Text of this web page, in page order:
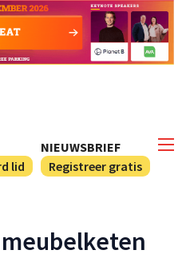
NIEUWSBRIEF
Registreer gratis
lid